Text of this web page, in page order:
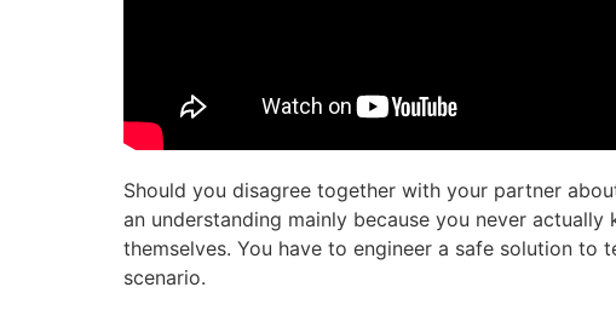
Should you disagree together with your partner
an understanding mainly because you never
themselves. You have to engineer a safe solution to
scenario.